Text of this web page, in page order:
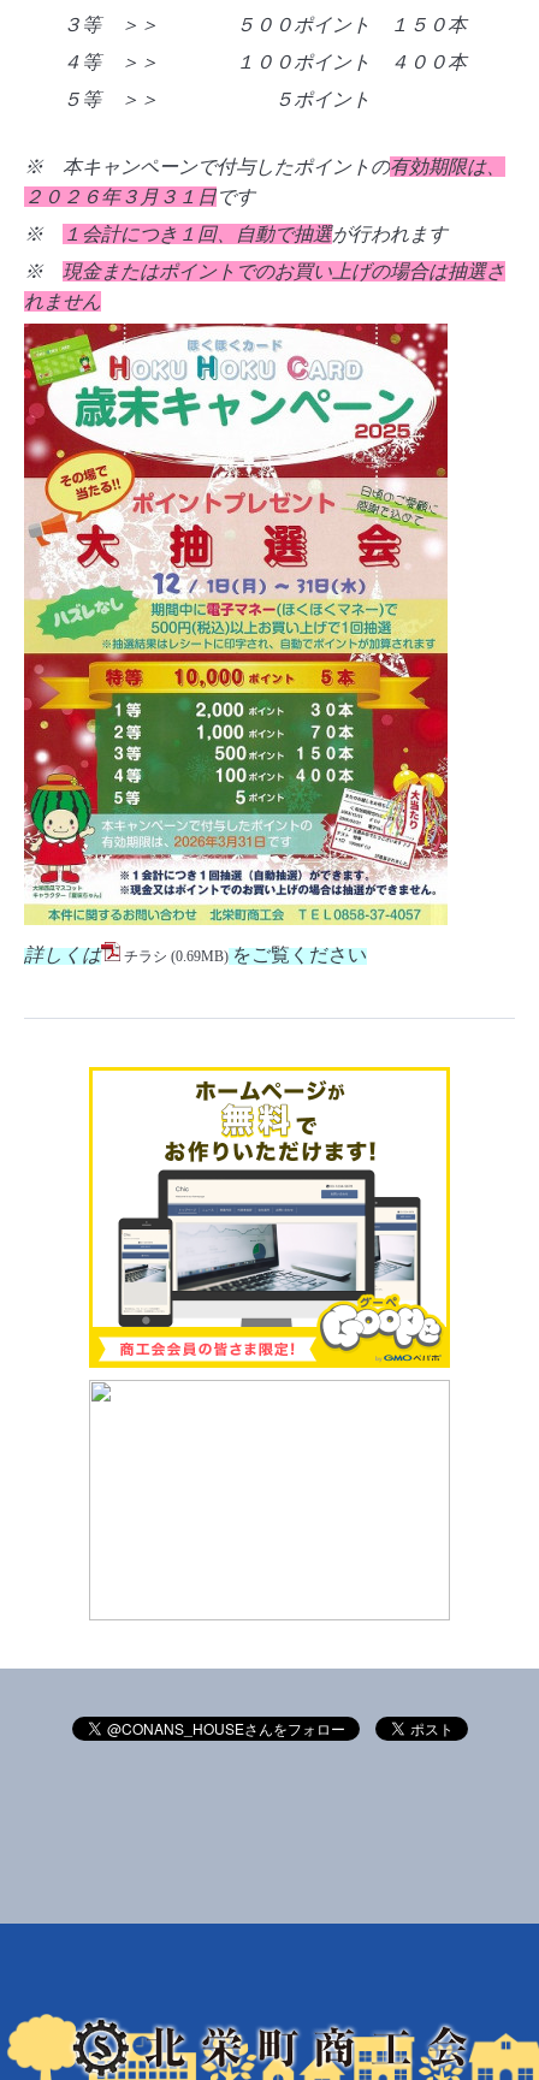
３等 ＞＞ ５００ポイント １５０本
４等 ＞＞ １００ポイント ４００本
５等 ＞＞ ５ポイント
※ 本キャンペーンで付与したポイントの有効期限は、
２０２６年３月３１日です
※
１会計につき１回、自動で抽選が行われます
※ 現金またはポイントでのお買い上げの場合は抽選さ
れません
詳しくは チラシ (0.69MB) をご覧ください